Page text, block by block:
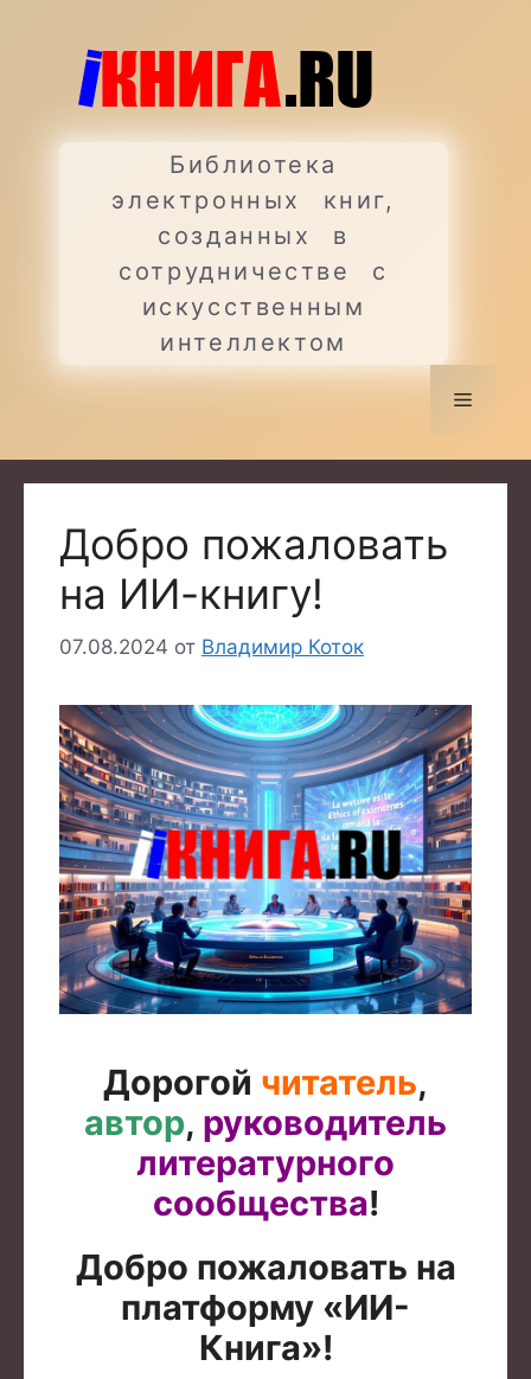
содержимому
Библиотека
электронных книг,
созданных в
сотрудничестве с
искусственным
интеллектом
Меню
Добро пожаловать
на ИИ-книгу!
07.08.2024 от Владимир Коток
Дорогой читатель,
автор, руководитель
литературного
сообщества!
Добро пожаловать на
платформу «ИИ-
Книга»!